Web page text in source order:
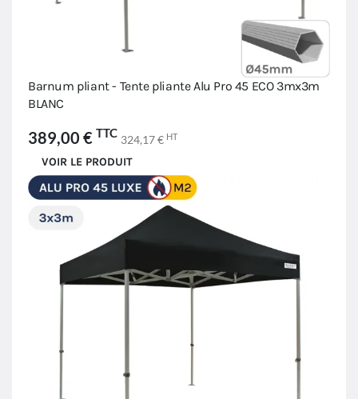
Barnum pliant - Tente pliante Alu Pro 45 ECO 3mx3m
BLANC
389,00 € TTC 324,17 € HT
VOIR LE PRODUIT